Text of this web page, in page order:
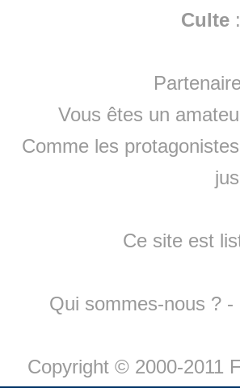
Culte :
Vous êtes un
Comme les
Ce site est
Qui sommes-nous ? -
Copyright © 2000-2011